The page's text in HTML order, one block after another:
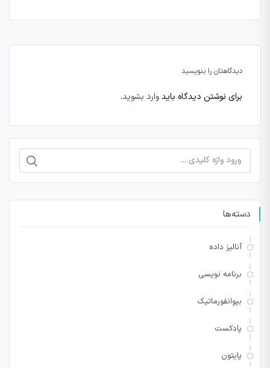
دیدگاهتان را بنویسید
برای نوشتن دیدگاه بایدوارد بشوید.
جستجو
دسته‌ها
آنالیز داده
برنامه نویسی
بیوانفورماتیک
پادکست
پایتون